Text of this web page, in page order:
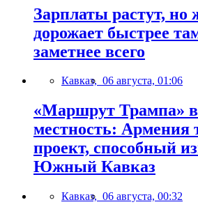
Зарплаты растут, но
дорожает быстрее
заметнее всего
Кавказ, 06 августа, 01:06
«Маршрут Трампа»
местность: Армения
проект, способный
Южный Кавказ
Кавказ, 06 августа, 00:32